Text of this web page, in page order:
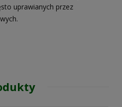
uprawianych przez